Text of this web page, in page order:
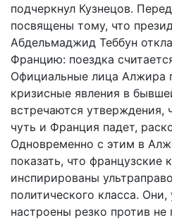
подчеркнул Кузнецов.
посвящены тому, что
Абдельмаджид Теббун
Францию: поездка
Официальные лица Алжира
кризисные явления в
встречаются утверждения,
чуть и Франция падет,
Одновременно с этим в
показать, что французские
инспирированы
политического класса.
настроены резко против